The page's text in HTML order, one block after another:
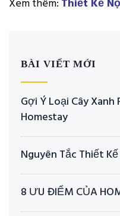
Xem thêm: Thiết Kế
BÀI VIẾT MỚI
Gợi Ý Loại Cây
Homestay
Nguyên Tắc Thiết
8 ƯU ĐIỂM CỦA